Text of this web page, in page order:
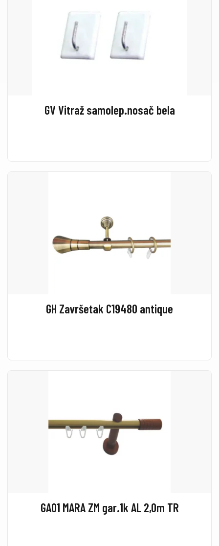
GV Vitraž samolep.nosač bela
GH Završetak C19480 antique
GA01 MARA ZM gar.1k AL 2,0m TR